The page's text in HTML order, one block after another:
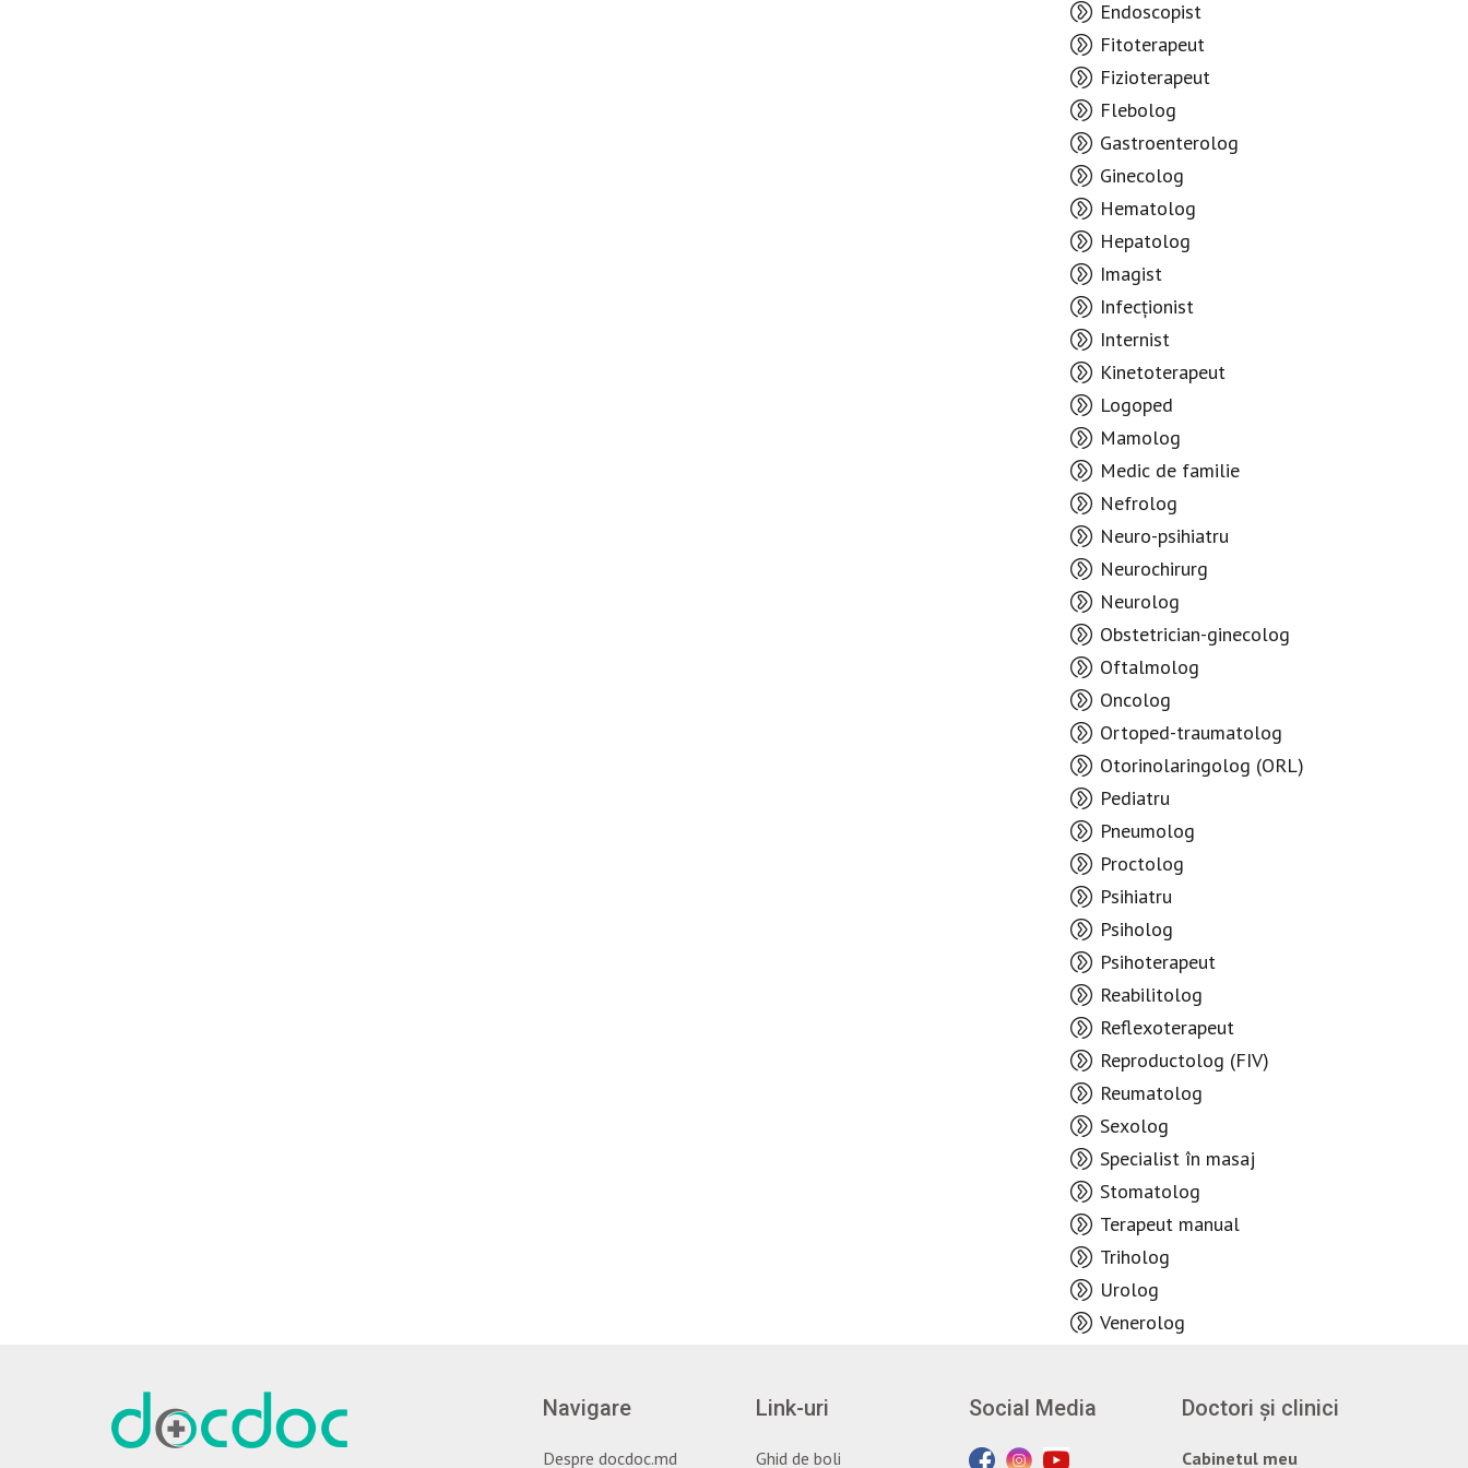
Endoscopist
Fitoterapeut
Fizioterapeut
Flebolog
Gastroenterolog
Ginecolog
Hematolog
Hepatolog
Imagist
Infecționist
Internist
Kinetoterapeut
Logoped
Mamolog
Medic de familie
Nefrolog
Neuro-psihiatru
Neurochirurg
Neurolog
Obstetrician-ginecolog
Oftalmolog
Oncolog
Ortoped-traumatolog
Otorinolaringolog (ORL)
Pediatru
Pneumolog
Proctolog
Psihiatru
Psiholog
Psihoterapeut
Reabilitolog
Reflexoterapeut
Reproductolog (FIV)
Reumatolog
Sexolog
Specialist în masaj
Stomatolog
Terapeut manual
Triholog
Urolog
Venerolog
Navigare
Despre docdoc.md
Link-uri
Ghid de boli
Social Media Doctori și clinici
Cabinetul meu